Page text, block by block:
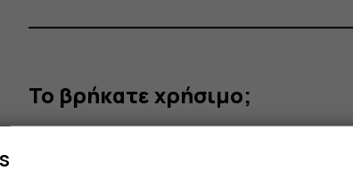
Το βρήκατε χρήσιμο;